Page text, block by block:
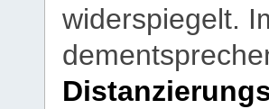
widerspiegelt.